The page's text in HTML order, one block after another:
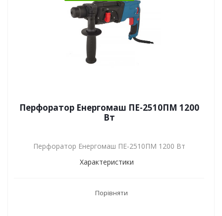
Перфоратор Енергомаш ПЕ-2510ПМ 1200
Вт
Перфоратор Енергомаш ПЕ-2510ПМ 1200 Вт
Характеристики
Порівняти